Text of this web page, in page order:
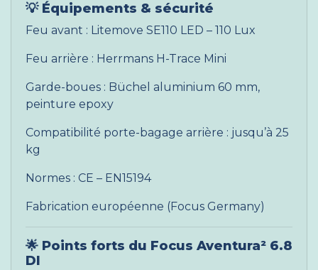
💡 Équipements & sécurité
Feu avant : Litemove SE110 LED – 110 Lux
Feu arrière : Herrmans H-Trace Mini
Garde-boues : Büchel aluminium 60 mm,
peinture epoxy
Compatibilité porte-bagage arrière : jusqu’à 25
kg
Normes : CE – EN15194
Fabrication européenne (Focus Germany)
🌟 Points forts du Focus Aventura² 6.8
DI